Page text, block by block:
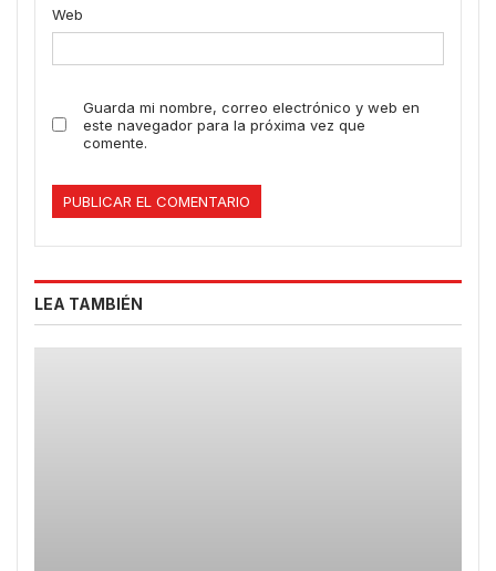
Web
Guarda mi nombre, correo electrónico y web en
este navegador para la próxima vez que
comente.
LEA TAMBIÉN